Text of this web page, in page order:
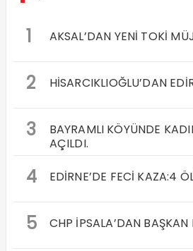
1 AKSAL’DAN YENİ TOKİ
2 HİSARCIKLIOĞLU’DAN
3
BAYRAMLI KÖYÜNDE
AÇILDI.
4 EDİRNE’DE FECİ KAZA:4
5 CHP İPSALA’DAN BAŞKAN